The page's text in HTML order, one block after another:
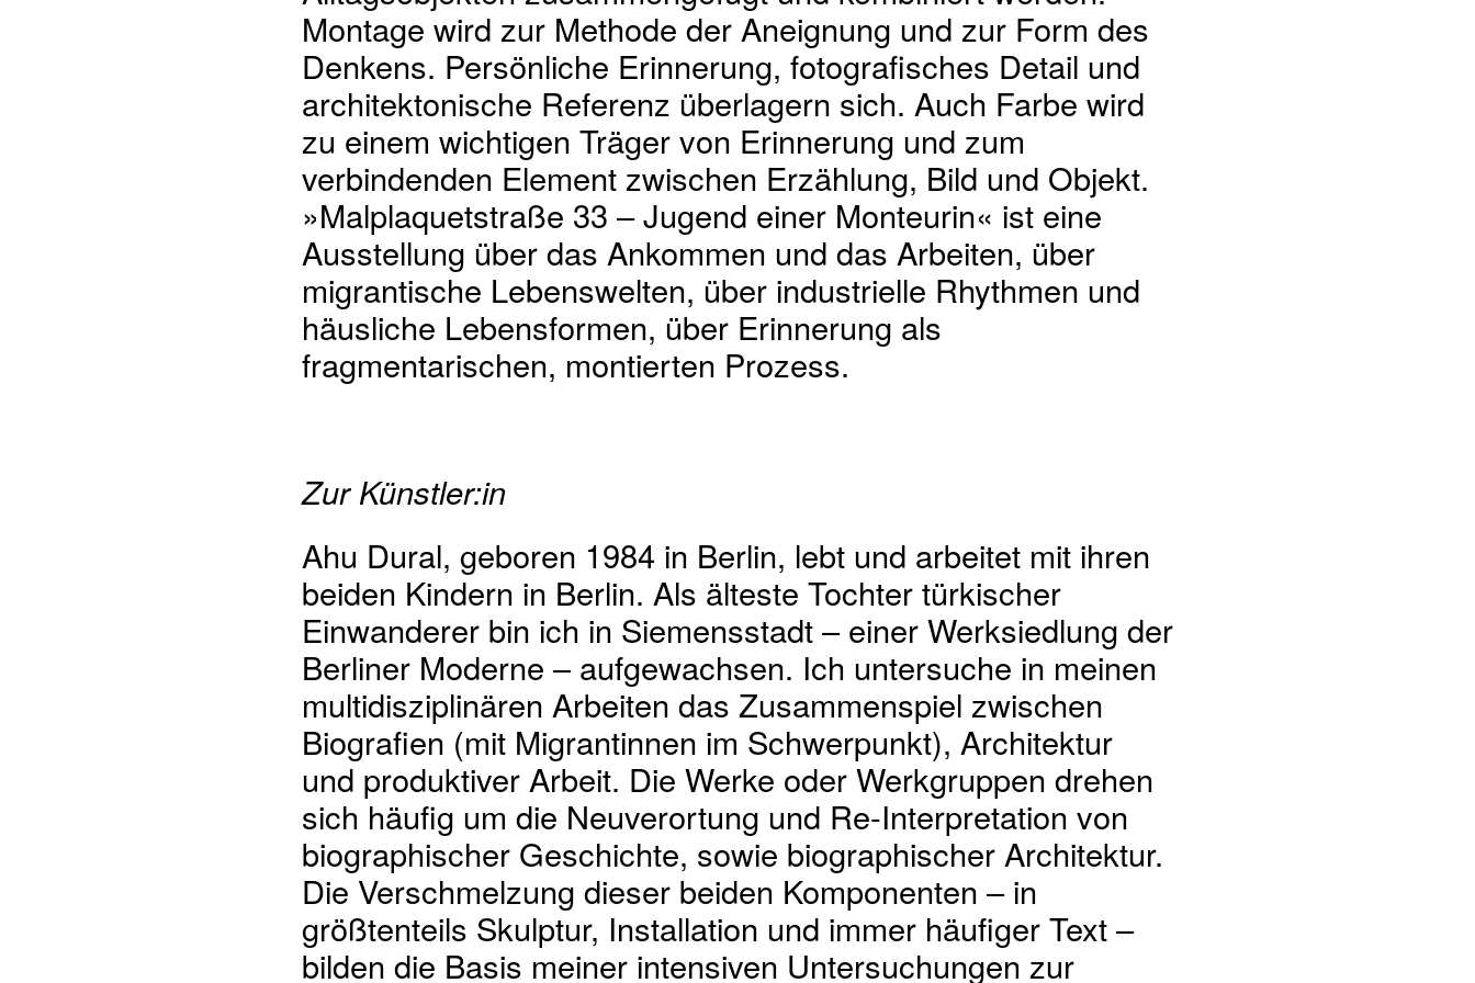
Montage wird zur Methode der Aneignung und zur Form des
Denkens. Persönliche Erinnerung, fotografisches Detail und
architektonische Referenz überlagern sich. Auch Farbe wird
zu einem wichtigen Träger von Erinnerung und zum
verbindenden Element zwischen Erzählung, Bild und Objekt.
»Malplaquetstraße 33 – Jugend einer Monteurin« ist eine
Ausstellung über das Ankommen und das Arbeiten, über
migrantische Lebenswelten, über industrielle Rhythmen und
häusliche Lebensformen, über Erinnerung als
fragmentarischen, montierten Prozess.
Zur Künstler:in
Ahu Dural, geboren 1984 in Berlin, lebt und arbeitet mit ihren
beiden Kindern in Berlin. Als älteste Tochter türkischer
Einwanderer bin ich in Siemensstadt – einer Werksiedlung der
Berliner Moderne – aufgewachsen. Ich untersuche in meinen
multidisziplinären Arbeiten das Zusammenspiel zwischen
Biografien (mit Migrantinnen im Schwerpunkt), Architektur
und produktiver Arbeit. Die Werke oder Werkgruppen drehen
sich häufig um die Neuverortung und Re-Interpretation von
biographischer Geschichte, sowie biographischer Architektur.
Die Verschmelzung dieser beiden Komponenten – in
größtenteils Skulptur, Installation und immer häufiger Text –
bilden die Basis meiner intensiven Untersuchungen zur